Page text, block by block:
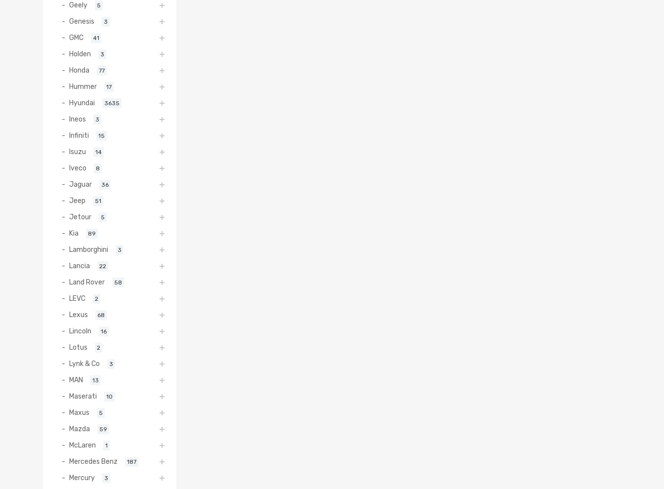
Geely 5
Genesis 3
GMC 41
Holden 3
Honda 77
Hummer 17
Hyundai 3635
Ineos 3
Infiniti 15
Isuzu 14
Iveco 8
Jaguar 36
Jeep 51
Jetour 5
Kia 89
Lamborghini 3
Lancia 22
Land Rover 58
LEVC 2
Lexus 68
Lincoln 16
Lotus 2
Lynk & Co 3
MAN 13
Maserati 10
Maxus 5
Mazda 59
McLaren 1
Mercedes Benz 187
Mercury 3